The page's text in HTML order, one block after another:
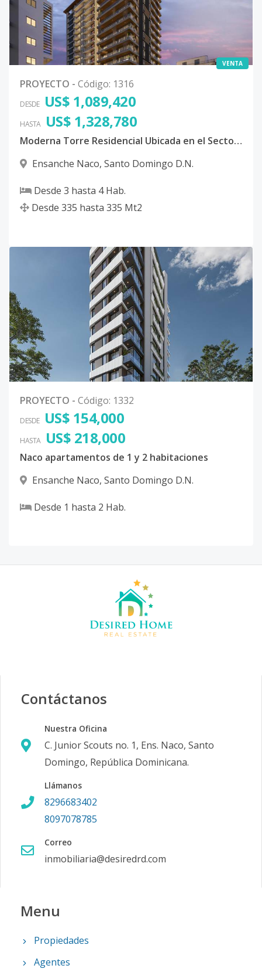
VENTA
PROYECTO - Código: 1316
DESDE US$ 1,089,420
HASTA US$ 1,328,780
Moderna Torre Residencial Ubicada en el Sector Naco, Distrito Nacional
Ensanche Naco, Santo Domingo D.N.
Desde 3 hasta 4Hab.
Desde 335 hasta 335 Mt2
PROYECTO - Código: 1332
DESDE US$ 154,000
HASTA US$ 218,000
Naco apartamentos de 1 y 2 habitaciones
Ensanche Naco, Santo Domingo D.N.
Desde 1 hasta 2 Hab.
Contáctanos
Nuestra Oficina
C. Junior Scouts no. 1, Ens. Naco, Santo
Domingo, República Dominicana.
Llámanos
8296683402
8097078785
Correo
inmobiliaria@desiredrd.com
Menu
Propiedades
Agentes